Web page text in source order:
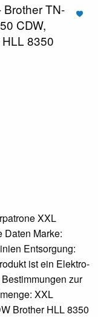
Brother TN-
CDW,
8350
XXL
Daten Marke:
Entsorgung:
ist ein Elektro-
zur
XXL
Brother HLL 8350